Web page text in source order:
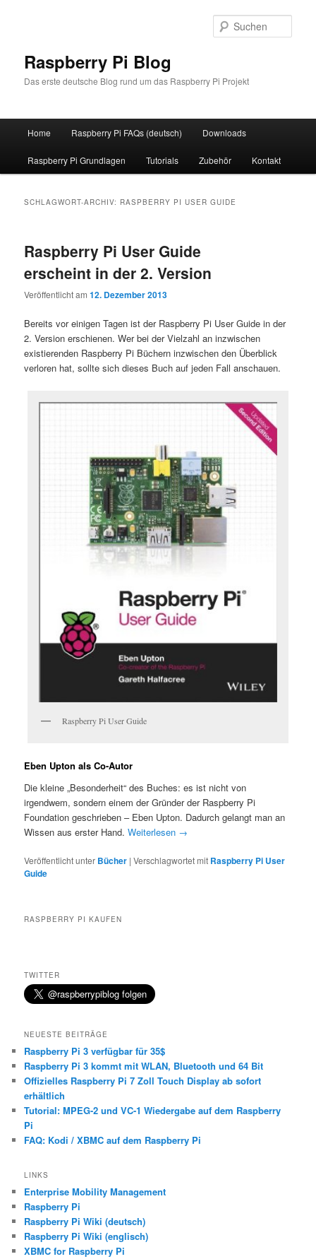
Raspberry Pi Blog
Das erste deutsche Blog rund um das Raspberry Pi Projekt
Home Raspberry Pi FAQs (deutsch) Downloads
Raspberry Pi Grundlagen Tutorials Zubehör Kontakt
SCHLAGWORT-ARCHIV: RASPBERRY PI USER GUIDE
Raspberry Pi User Guide
erscheint in der 2. Version
Veröffentlicht am12. Dezember 2013
Bereits vor einigen Tagen ist der Raspberry Pi User Guide in der
2. Version erschienen. Wer bei der Vielzahl an inzwischen
existierenden Raspberry Pi Büchern inzwischen den Überblick
verloren hat, sollte sich dieses Buch auf jeden Fall anschauen.
Raspberry Pi User Guide
Eben Upton als Co-Autor
Die kleine „Besonderheit“ des Buches: es ist nicht von
irgendwem, sondern einem der Gründer der Raspberry Pi
Foundation geschrieben – Eben Upton. Dadurch gelangt man an
Wissen aus erster Hand.Weiterlesen →
Veröffentlicht unter Bücher |Verschlagwortet mit Raspberry Pi User
Guide
RASPBERRY PI KAUFEN
TWITTER
NEUESTE BEITRÄGE
Raspberry Pi 3 verfügbar für 35$
Raspberry Pi 3 kommt mit WLAN, Bluetooth und 64 Bit
Offizielles Raspberry Pi 7 Zoll Touch Display ab sofort
erhältlich
Tutorial: MPEG-2 und VC-1 Wiedergabe auf dem Raspberry
Pi
FAQ: Kodi / XBMC auf dem Raspberry Pi
LINKS
Enterprise Mobility Management
Raspberry Pi
Raspberry Pi Wiki (deutsch)
Raspberry Pi Wiki (englisch)
XBMC for Raspberry Pi